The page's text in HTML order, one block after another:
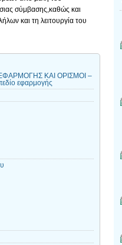
σύμβασης,καθώς και
και τη λειτουργία του
ΚΑΙ ΟΡΙΣΜΟΙ –
εφαρμογής